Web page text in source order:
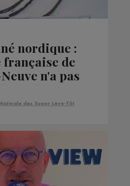
nordique :
française de
n'a pas
Matinale des Super Lève-Tôt